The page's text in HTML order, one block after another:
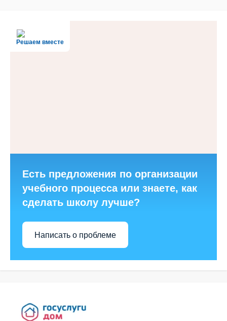
Решаем вместе
Есть предложения по организации
учебного процесса или знаете, как
сделать школу лучше?
Написать о проблеме